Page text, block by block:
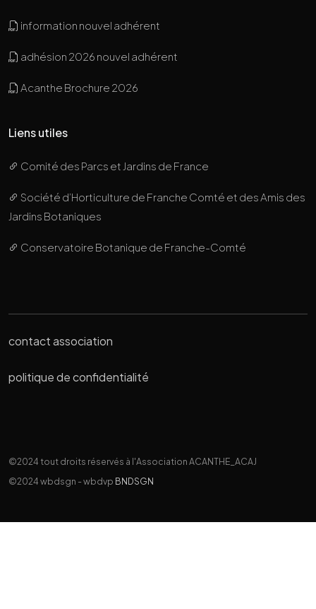
information nouvel adhérent
adhésion 2026 nouvel adhérent
Acanthe Brochure 2026
Liens utiles
Comité des Parcs et Jardins de France
Société d’Horticulture de Franche Comté et des Amis des
Jardins Botaniques
Conservatoire Botanique de Franche-Comté
contact association
politique de confidentialité
©2024 tout droits réservés à l'Association ACANTHE_ACAJ
©2024 wbdsgn - wbdvp BNDSGN